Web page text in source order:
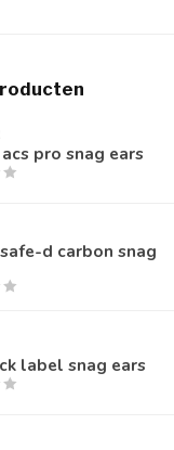
pro snag ears
d carbon snag
label snag ears